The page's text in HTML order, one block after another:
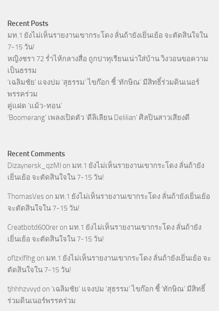
Recent Posts
มท.1 ยังไม่เห็นรายงานเขากระโดง ลั่นถ้ายังเยิ่นเย้อ จะตัดสินใจใน
7-15 วัน!
หญิงชรา 72 ร่ำไห้กลางสื่อ ถูกปาทุเรียนเน่าใส่บ้าน วิงวอนขอความ
เป็นธรรม
‘เฉลิมชัย’ แจงปม ‘สุธรรม’ ไขก๊อก ชี้ ‘ทักษิณ’ มีสิทธิ์ร่วมดินเนอร์
พรรคร่วม
คู่แฝด ‘แม้ว-ทอน’
‘Boomerang’ เพลงเปิดตัว ‘ดีลิเลียน Delilian’ ศิลปินสาวเสียงดี
Recent Comments
Dizaynersk_qzMl on มท.1 ยังไม่เห็นรายงานเขากระโดง ลั่นถ้ายัง
เยิ่นเย้อ จะตัดสินใจใน 7-15 วัน!
ThomasVes on มท.1 ยังไม่เห็นรายงานเขากระโดง ลั่นถ้ายังเยิ่นเย้อ
จะตัดสินใจใน 7-15 วัน!
Creatbotd600rer on มท.1 ยังไม่เห็นรายงานเขากระโดง ลั่นถ้ายัง
เยิ่นเย้อ จะตัดสินใจใน 7-15 วัน!
oflzxlflhg on มท.1 ยังไม่เห็นรายงานเขากระโดง ลั่นถ้ายังเยิ่นเย้อ จะ
ตัดสินใจใน 7-15 วัน!
tjhhhzvvyd on ‘เฉลิมชัย’ แจงปม ‘สุธรรม’ ไขก๊อก ชี้ ‘ทักษิณ’ มีสิทธิ์
ร่วมดินเนอร์พรรคร่วม